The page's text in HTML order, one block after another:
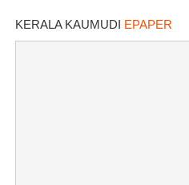
KERALA KAUMUDI EPAPER